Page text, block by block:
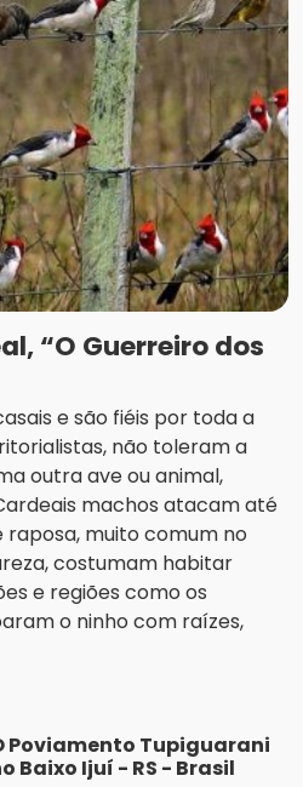
“O Guerreiro dos
e são fiéis por toda a
não toleram a
outra ave ou animal,
machos atacam até
raposa, muito comum no
costumam habitar
e regiões como os
o ninho com raízes,
Poviamento Tupiguarani
Baixo Ijuí - RS - Brasil